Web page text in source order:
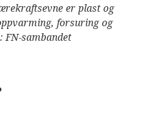
er plast og
forsuring og
sambandet